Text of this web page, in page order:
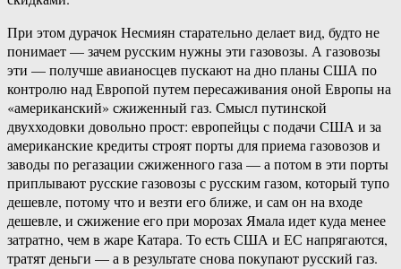
При этом дурачок Несмиян старательно делает вид, будто не
понимает — зачем русским нужны эти газовозы. А газовозы
эти — получше авианосцев пускают на дно планы США по
контролю над Европой путем пересаживания оной Европы на
«американский» сжиженный газ. Смысл путинской
двухходовки довольно прост: европейцы с подачи США и за
американские кредиты строят порты для приема газовозов и
заводы по регазации сжиженного газа — а потом в эти порты
приплывают русские газовозы с русским газом, который тупо
дешевле, потому что и везти его ближе, и сам он на входе
дешевле, и сжижение его при морозах Ямала идет куда менее
затратно, чем в жаре Катара. То есть США и ЕС напрягаются,
тратят деньги — а в результате снова покупают русский газ.